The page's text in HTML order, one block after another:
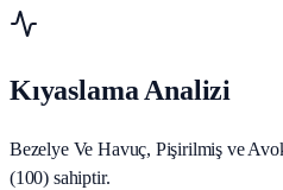
Kıyaslama Analizi
Bezelye Ve Havuç, Pişirilmiş ve
(100) sahiptir.